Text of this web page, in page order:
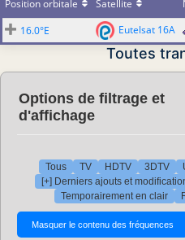
Position orbitale Satellite
16.0°E
Eutelsat 16A
Toutes
Options de filtrage et
d'affichage
Tous TV HDTV 3DTV
[+] Derniers ajouts et
Temporairement en clair